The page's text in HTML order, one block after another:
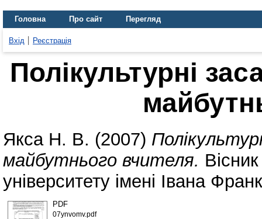
Головна Про сайт Перегляд
Вхід Реєстрація
Полікультурні
Якса Н. В. (2007)
майбутнього вчителя.
університету імені Івана
PDF
07ynvomv.pdf